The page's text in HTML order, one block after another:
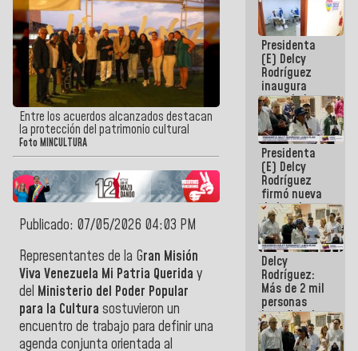
Entre los acuerdos alcanzados destacan
la protección del patrimonio cultural
Foto MINCULTURA
Publicado: 07/05/2026 04:03 PM
Representantes de la Gran Misión
Viva Venezuela Mi Patria Querida y
del Ministerio del Poder Popular
para la Cultura sostuvieron un
encuentro de trabajo para definir una
agenda conjunta orientada al
y alcaldes a
edificar
casas para
abuelos
Presidenta
(E) Delcy
Rodríguez
inaugura
casa de los
Abuelos
Primavera
en Caracas
Presidenta
(E) Delcy
Rodríguez
firmó nueva
de Ley de
Arrendamiento
aprobada
por la AN
Delcy
Rodríguez:
Más de 2 mil
personas
beneficiadas
con planes
para